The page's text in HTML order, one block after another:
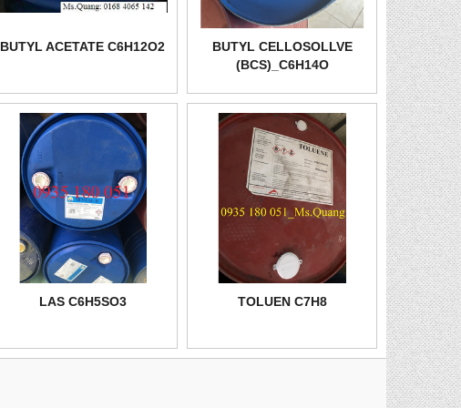
BUTYL ACETATE C6H12O2
BUTYL CELLOSOLLVE
(BCS)_C6H14O
LAS C6H5SO3 TOLUEN C7H8